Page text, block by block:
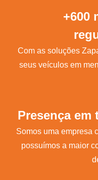
+600
Com as soluções
seus veículos em
Presença em
Somos uma empresa
possuímos a maior